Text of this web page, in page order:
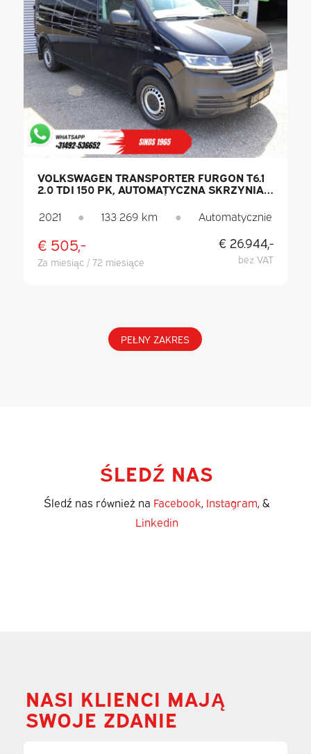
VOLKSWAGEN TRANSPORTER FURGON T6.1
2.0 TDI 150 PK, AUTOMATYCZNA SKRZYNIA
OGRZEWANIE POSTOJOWE, PODGRZEWANE
FOTELE, CARPLAY, SYSTEM PARKOWANIA
PDC, TEMPOMAT, KLIMATYZACJA, HAK
HOLOWNICZY
2021 ● 133 269 km ● Automatycznie
€ 505,-
Za miesiąc / 72 miesiące
€ 26.944,-
bez VAT
PEŁNY ZAKRES
ŚLEDŹ NAS
Śledź nas również na Facebook, Instagram, &
Linkedin
NASI KLIENCI MAJĄ
SWOJE ZDANIE